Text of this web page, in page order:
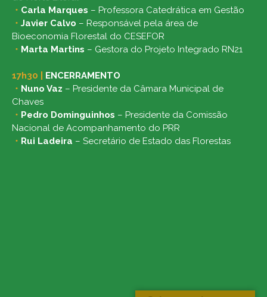
・ Carla Marques – Professora Catedrática em Gestão
・ Javier Calvo – Responsável pela área de
Bioeconomia Florestal do CESEFOR
・ Marta Martins – Gestora do Projeto Integrado RN21
17h30
ENCERRAMENTO
・ Nuno Vaz – Presidente da Câmara Municipal de
Chaves
・ Pedro Dominguinhos – Presidente da Comissão
Nacional de Acompanhamento do PRR
・ Rui Ladeira – Secretário de Estado das Florestas